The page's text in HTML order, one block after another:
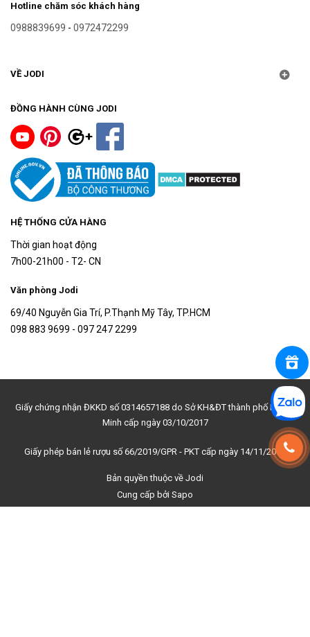
Hotline chăm sóc khách hàng
0988839699 - 0972472299
VỀ JODI
ĐỒNG HÀNH CÙNG JODI
HỆ THỐNG CỬA HÀNG
Thời gian hoạt động
7h00-21h00 - T2- CN
Văn phòng Jodi
69/40 Nguyễn Gia Trí, P.Thạnh Mỹ Tây, TP.HCM
098 883 9699 - 097 247 2299
Giấy chứng nhận ĐKKD số 0314657188 do Sở KH&ĐT thành phố Hồ Chí
Minh cấp ngày 03/10/2017
Giấy phép bán lẻ rượu số 66/2019/GPR - PKT cấp ngày 14/11/2019
Bản quyền thuộc về Jodi
Cung cấp bởi Sapo